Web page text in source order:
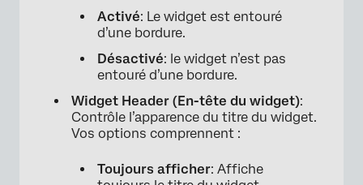
Activé: Le widget est entouré
d’une bordure.
Désactivé: le widget n’est pas
entouré d’une bordure.
Widget Header (En-tête du widget):
Contrôle l’apparence du titre du widget.
Vos options comprennent :
Toujours afficher: Affiche